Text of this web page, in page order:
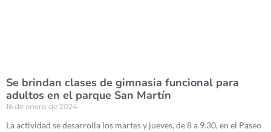
Se brindan clases de gimnasia funcional para
adultos en el parque San Martín
16 de enero de 2024
La actividad se desarrolla los martes y jueves, de 8 a 9.30, en el Paseo